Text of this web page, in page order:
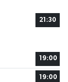
21:30
19:00
19:00